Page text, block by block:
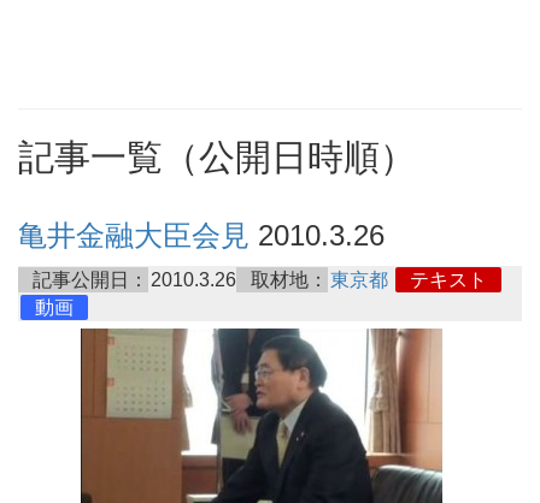
記事一覧（公開日時順）
亀井金融大臣会見 2010.3.26
記事公開日： 2010.3.26 取材地： 東京都
テキスト
動画